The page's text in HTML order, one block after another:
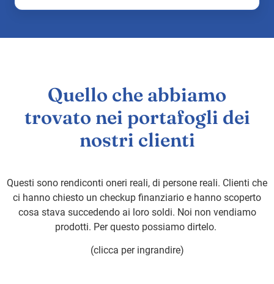
Quello che abbiamo
trovato nei portafogli dei
nostri clienti
Questi sono rendiconti oneri reali, di persone reali. Clienti che
ci hanno chiesto un checkup finanziario e hanno scoperto
cosa stava succedendo ai loro soldi. Noi non vendiamo
prodotti. Per questo possiamo dirtelo.
(clicca per ingrandire)